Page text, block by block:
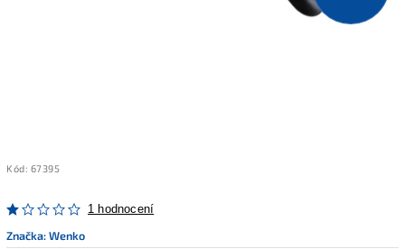
Kód: 67395
1 hodnocení
Značka:Wenko